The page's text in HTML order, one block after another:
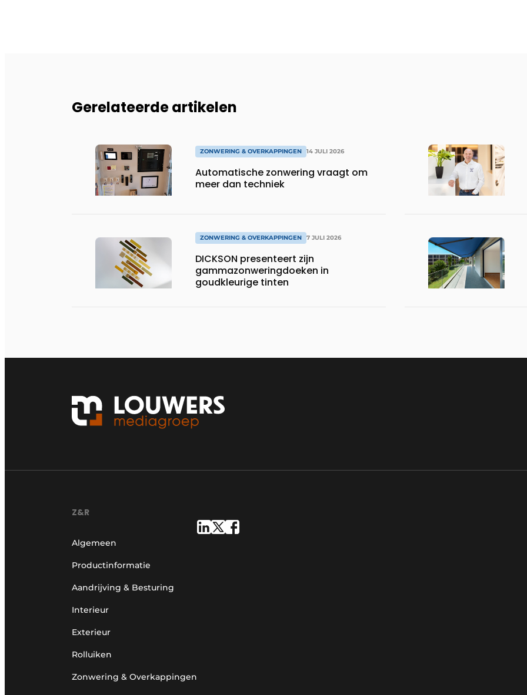
Gerelateerde artikelen
ZONWERING & OVERKAPPINGEN 14 JULI 2026
Automatische zonwering vraagt om
meer dan techniek
ZONWERING & OVERKAPPINGEN 7 JULI 2026
DICKSON presenteert zijn
gammazonweringdoeken in
goudkleurige tinten
Z&R
Algemeen
Productinformatie
Aandrijving & Besturing
Interieur
Exterieur
Rolluiken
Zonwering & Overkappingen